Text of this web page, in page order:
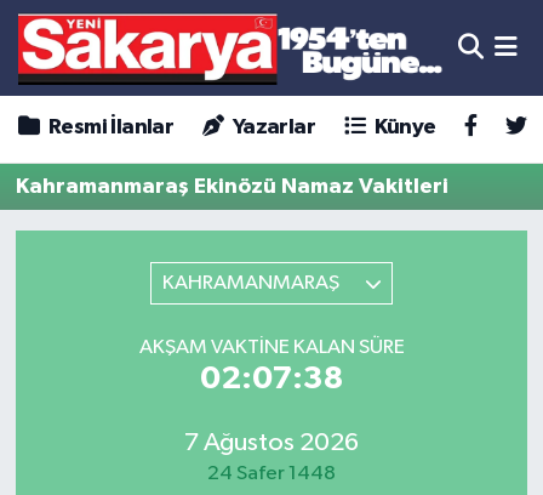
Resmi İlanlar Yazarlar Künye
Kahramanmaraş Ekinözü Namaz Vakitleri
KAHRAMANMARAŞ
AKŞAM VAKTINE KALAN SÜRE
02:07:38
7 Ağustos 2026
24 Safer 1448